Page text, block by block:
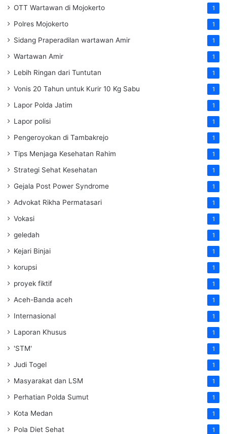
OTT Wartawan di Mojokerto 1
Polres Mojokerto 1
Sidang Praperadilan wartawan Amir 1
Wartawan Amir 1
Lebih Ringan dari Tuntutan 1
Vonis 20 Tahun untuk Kurir 10 Kg Sabu 1
Lapor Polda Jatim 1
Lapor polisi 1
Pengeroyokan di Tambakrejo 1
Tips Menjaga Kesehatan Rahim 1
Strategi Sehat Kesehatan 1
Gejala Post Power Syndrome 1
Advokat Rikha Permatasari 1
Vokasi 1
geledah 1
Kejari Binjai 1
korupsi 1
proyek fiktif 1
Aceh-Banda aceh 1
Internasional 1
Laporan Khusus 1
'STM' 1
Judi Togel 1
Masyarakat dan LSM 1
Perhatian Polda Sumut 1
Kota Medan 1
Pola Diet Sehat 1